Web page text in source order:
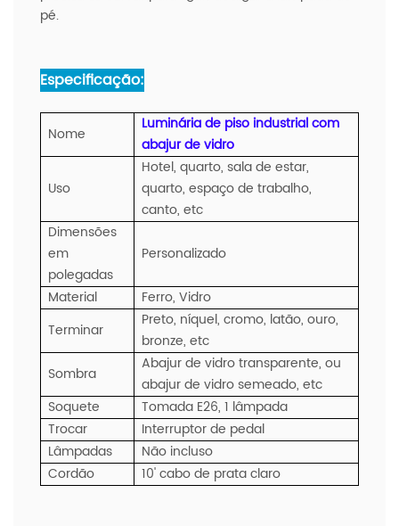
pé.
Especificação:
Nome
Luminária de piso industrial com
abajur de vidro
Uso
Hotel, quarto, sala de estar,
quarto, espaço de trabalho,
canto, etc
Dimensões
em
polegadas
Personalizado
Material
Ferro, Vidro
Terminar
Preto, níquel, cromo, latão, ouro,
bronze, etc
Sombra
Abajur de vidro transparente, ou
abajur de vidro semeado, etc
Soquete
Tomada E26, 1 lâmpada
Trocar
Interruptor de pedal
Lâmpadas
Não incluso
Cordão
10' cabo de prata claro